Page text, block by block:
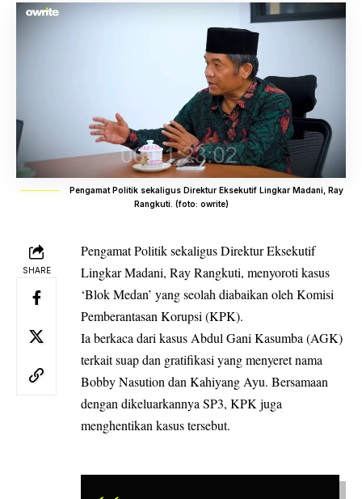
Pengamat Politik sekaligus Direktur Eksekutif Lingkar Madani, Ray
Rangkuti. (foto: owrite)
SHARE
Pengamat Politik sekaligus Direktur Eksekutif
Lingkar Madani, Ray Rangkuti, menyoroti kasus
‘Blok Medan’ yang seolah diabaikan oleh Komisi
Pemberantasan Korupsi (KPK).
Ia berkaca dari kasus Abdul Gani Kasumba (AGK)
terkait suap dan gratifikasi yang menyeret nama
Bobby Nasution dan Kahiyang Ayu. Bersamaan
dengan dikeluarkannya SP3, KPK juga
menghentikan kasus tersebut.